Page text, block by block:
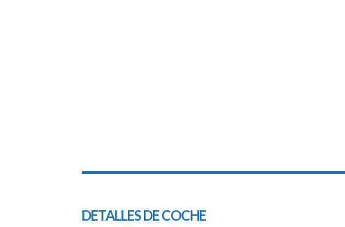
DETALLES DE COCHE